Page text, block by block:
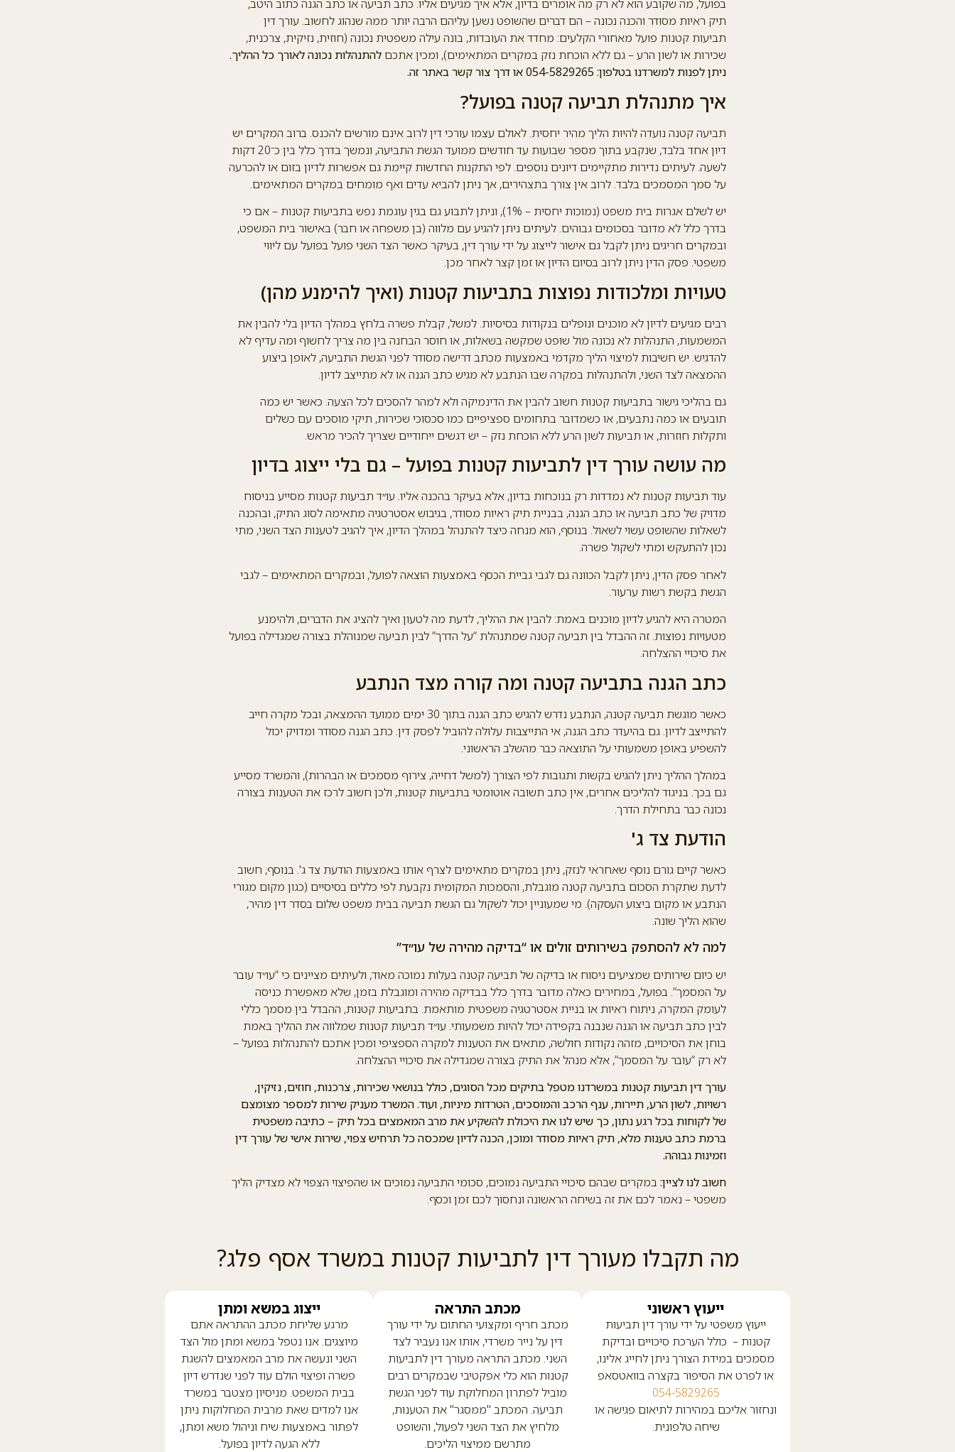
בפועל, מה שקובע הוא לא רק מה אומרים בדיון, אלא איך מגיעים אליו. כתב תביעה או כתב הגנה כתוב היטב,
תיק ראיות מסודר והכנה נכונה – הם דברים שהשופט נשען עליהם הרבה יותר ממה שנהוג לחשוב. עורך דין
תביעות קטנות פועל מאחורי הקלעים: מחדד את העובדות, בונה עילה משפטית נכונה (חוזית, נזיקית, צרכנית,
שכירות או לשון הרע – גם ללא הוכחת נזק במקרים המתאימים), ומכין אתכםלהתנהלות נכונה לאורך כל ההליך.
ניתן לפנות למשרדנו בטלפון: 054-5829265 או דרך צור קשר באתר זה.
איך מתנהלת תביעה קטנה בפועל?
תביעה קטנה נועדה להיות הליך מהיר יחסית. לאולם עצמו עורכי דין לרוב אינם מורשים להכנס. ברוב המקרים יש
דיון אחד בלבד, שנקבע בתוך מספר שבועות עד חודשים ממועד הגשת התביעה, ונמשך בדרך כלל בין כ־20 דקות
לשעה. לעיתים נדירות מתקיימים דיונים נוספים. לפי התקנות החדשות קיימת גם אפשרות לדיון בזום או להכרעה
על סמך המסמכים בלבד. לרוב אין צורך בתצהירים, אך ניתן להביא עדים ואף מומחים במקרים המתאימים.
יש לשלם אגרות בית משפט (נמוכות יחסית – 1%), וניתן לתבוע גם בגין עוגמת נפש בתביעות קטנות – אם כי
בדרך כלל לא מדובר בסכומים גבוהים. לעיתים ניתן להגיע עם מלווה (בן משפחה או חבר) באישור בית המשפט,
ובמקרים חריגים ניתן לקבל גם אישור לייצוג על ידי עורך דין, בעיקר כאשר הצד השני פועל בפועל עם ליווי
משפטי. פסק הדין ניתן לרוב בסיום הדיון או זמן קצר לאחר מכן.
טעויות ומלכודות נפוצות בתביעות קטנות (ואיך להימנע מהן)
רבים מגיעים לדיון לא מוכנים ונופלים בנקודות בסיסיות. למשל, קבלת פשרה בלחץ במהלך הדיון בלי להבין את
המשמעות, התנהלות לא נכונה מול שופט שמקשה בשאלות, או חוסר הבחנה בין מה צריך לחשוף ומה עדיף לא
להדגיש. יש חשיבות למיצוי הליך מקדמי באמצעות מכתב דרישה מסודר לפני הגשת התביעה, לאופן ביצוע
ההמצאה לצד השני, ולהתנהלות במקרה שבו הנתבע לא מגיש כתב הגנה או לא מתייצב לדיון.
גם בהליכי גישור בתביעות קטנות חשוב להבין את הדינמיקה ולא למהר להסכים לכל הצעה. כאשר יש כמה
תובעים או כמה נתבעים, או כשמדובר בתחומים ספציפיים כמו סכסוכי שכירות, תיקי מוסכים עם כשלים
ותקלות חוזרות, או תביעות לשון הרע ללא הוכחת נזק – יש דגשים ייחודיים שצריך להכיר מראש.
מה עושה עורך דין לתביעות קטנות בפועל – גם בלי ייצוג בדיון
עוד תביעות קטנות לא נמדדות רק בנוכחות בדיון, אלא בעיקר בהכנה אליו. עו״ד תביעות קטנות מסייע בניסוח
מדויק של כתב תביעה או כתב הגנה, בבניית תיק ראיות מסודר, בגיבוש אסטרטגיה מתאימה לסוג התיק, ובהכנה
לשאלות שהשופט עשוי לשאול. בנוסף, הוא מנחה כיצד להתנהל במהלך הדיון, איך להגיב לטענות הצד השני, מתי
נכון להתעקש ומתי לשקול פשרה.
לאחר פסק הדין, ניתן לקבל הכוונה גם לגבי גביית הכסף באמצעות הוצאה לפועל, ובמקרים המתאימים – לגבי
הגשת בקשת רשות ערעור.
המטרה היא להגיע לדיון מוכנים באמת: להבין את ההליך, לדעת מה לטעון ואיך להציג את הדברים, ולהימנע
מטעויות נפוצות. זה ההבדל בין תביעה קטנה שמתנהלת “על הדרך” לבין תביעה שמנוהלת בצורה שמגדילה בפועל
את סיכויי ההצלחה.
כתב הגנה בתביעה קטנה ומה קורה מצד הנתבע
כאשר מוגשת תביעה קטנה, הנתבע נדרש להגיש כתב הגנה בתוך 30 ימים ממועד ההמצאה, ובכל מקרה חייב
להתייצב לדיון. גם בהיעדר כתב הגנה, אי התייצבות עלולה להוביל לפסק דין. כתב הגנה מסודר ומדויק יכול
להשפיע באופן משמעותי על התוצאה כבר מהשלב הראשוני.
במהלך ההליך ניתן להגיש בקשות ותגובות לפי הצורך (למשל דחייה, צירוף מסמכים או הבהרות), והמשרד מסייע
גם בכך. בניגוד להליכים אחרים, אין כתב תשובה אוטומטי בתביעות קטנות, ולכן חשוב לרכז את הטענות בצורה
נכונה כבר בתחילת הדרך.
הודעת צד ג'
כאשר קיים גורם נוסף שאחראי לנזק, ניתן במקרים מתאימים לצרף אותו באמצעות הודעת צד ג'. בנוסף, חשוב
לדעת שתקרת הסכום בתביעה קטנה מוגבלת, והסמכות המקומית נקבעת לפי כללים בסיסיים (כגון מקום מגורי
הנתבע או מקום ביצוע העסקה). מי שמעוניין יכול לשקול גם הגשת תביעה בבית משפט שלום בסדר דין מהיר,
שהוא הליך שונה.
למה לא להסתפק בשירותים זולים או “בדיקה מהירה של עו״ד”
יש כיום שירותים שמציעים ניסוח או בדיקה של תביעה קטנה בעלות נמוכה מאוד, ולעיתים מציינים כי “עו״ד עובר
על המסמך”. בפועל, במחירים כאלה מדובר בדרך כלל בבדיקה מהירה ומוגבלת בזמן, שלא מאפשרת כניסה
לעומק המקרה, ניתוח ראיות או בניית אסטרטגיה משפטית מותאמת. בתביעות קטנות, ההבדל בין מסמך כללי
לבין כתב תביעה או הגנה שנבנה בקפידה יכול להיות משמעותי. עו״ד תביעות קטנות שמלווה את ההליך באמת
בוחן את הסיכויים, מזהה נקודות חולשה, מתאים את הטענות למקרה הספציפי ומכין אתכם להתנהלות בפועל –
לא רק “עובר על המסמך”, אלא מנהל את התיק בצורה שמגדילה את סיכויי ההצלחה.
עורך דין תביעות קטנות במשרדנו מטפל בתיקים מכל הסוגים, כולל בנושאי שכירות, צרכנות, חוזים, נזיקין,
רשויות, לשון הרע, תיירות, ענף הרכב והמוסכים, הטרדות מיניות, ועוד. המשרד מעניק שירות למספר מצומצם
של לקוחות בכל רגע נתון, כך שיש לנו את היכולת להשקיע את מרב המאמצים בכל תיק – כתיבה משפטית
ברמת כתב טענות מלא, תיק ראיות מסודר ומוכן, הכנה לדיון שמכסה כל תרחיש צפוי, שירות אישי של עורך דין
וזמינות גבוהה.
חשוב לנו לציין: במקרים שבהם סיכויי התביעה נמוכים, סכומי התביעה נמוכים או שהפיצוי הצפוי לא מצדיק הליך
משפטי – נאמר לכם את זה בשיחה הראשונה ונחסוך לכם זמן וכסף.
מה תקבלו מעורך דין לתביעות קטנות במשרד אסף פלג?
ייעוץ ראשוני
ייעוץ משפטי על ידי עורך דין תביעות
קטנות – כולל הערכת סיכויים ובדיקת
מסמכים במידת הצורך ניתן לחייג אלינו,
או לפרט את הסיפור בקצרה בוואטסאפ
054-5829265
ונחזור אליכם במהירות לתיאום פגישה או
שיחה טלפונית.
מכתב התראה
מכתב חריף ומקצועי החתום על ידי עורך
דין על נייר משרדי, אותו אנו נעביר לצד
השני. מכתב התראה מעורך דין לתביעות
קטנות הוא כלי אפקטיבי שבמקרים רבים
מוביל לפתרון המחלוקת עוד לפני הגשת
תביעה. המכתב "ממסגר" את הטענות,
מלחיץ את הצד השני לפעול, והשופט
מתרשם ממיצוי הליכים.
ייצוג במשא ומתן
מרגע שליחת מכתב ההתראה אתם
מיוצגים. אנו נטפל במשא ומתן מול הצד
השני ונעשה את מרב המאמצים להשגת
פשרה ופיצוי הולם עוד לפני שנדרש דיון
בבית המשפט. מניסיון מצטבר במשרד
אנו למדים שאת מרבית המחלוקות ניתן
לפתור באמצעות שיח וניהול משא ומתן,
ללא הגעה לדיון בפועל.